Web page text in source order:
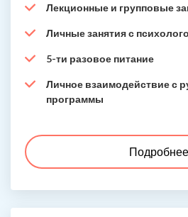
Лекционные и групповые
Личные занятия с
5-ти разовое питание
Личное взаимодействие с
программы
Подробнее